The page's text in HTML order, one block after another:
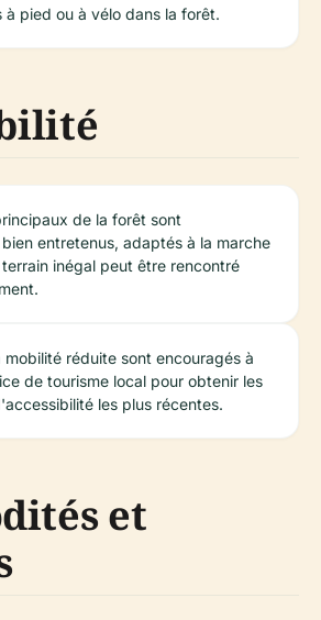
à pied ou à vélo dans la forêt.
de la forêt sont
entretenus, adaptés à la marche
inégal peut être rencontré
mobilité réduite sont encouragés à
de tourisme local pour obtenir les
les plus récentes.
et